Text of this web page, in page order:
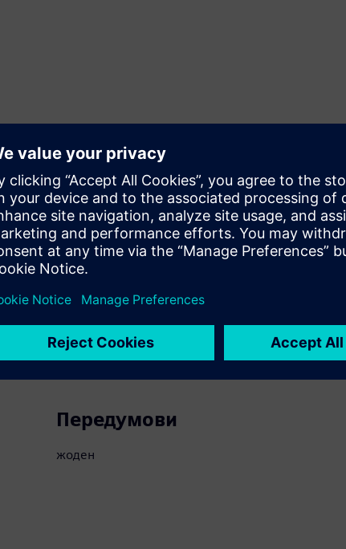
чудову цінність для клієнтів
інновацій
послуг
вашого клієнта
Передумови
жоден